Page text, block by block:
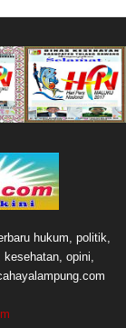
hukum, politik,
opini,